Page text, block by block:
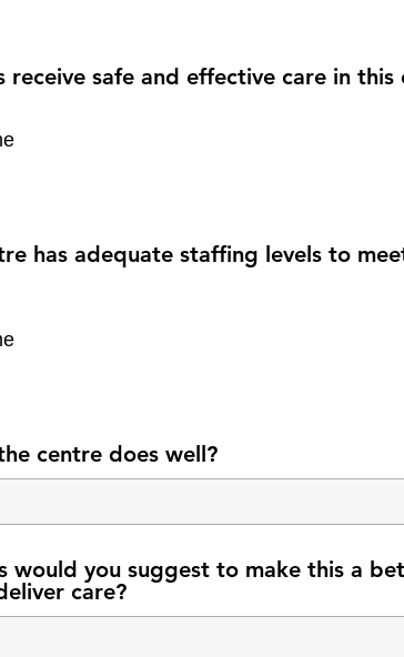
receive safe and effective care in this
has adequate staffing levels to
centre does well?
would you suggest to make this a
care?